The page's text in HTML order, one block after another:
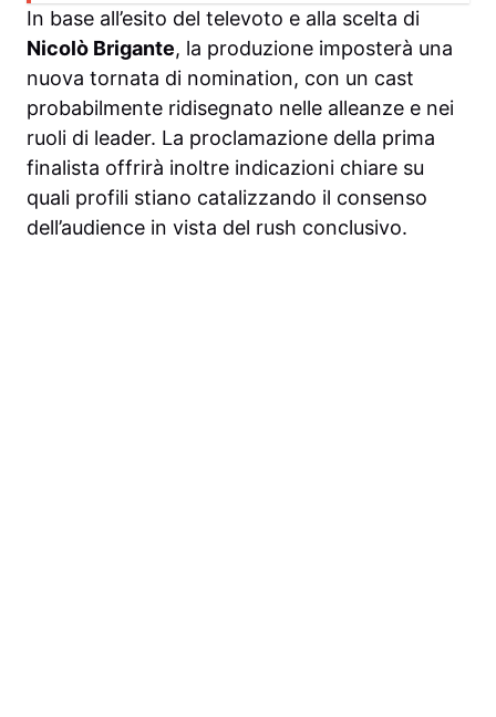
In base all’esito del televoto e alla scelta di
Nicolò Brigante, la produzione imposterà una
nuova tornata di nomination, con un cast
probabilmente ridisegnato nelle alleanze e nei
ruoli di leader. La proclamazione della prima
finalista offrirà inoltre indicazioni chiare su
quali profili stiano catalizzando il consenso
dell’audience in vista del rush conclusivo.